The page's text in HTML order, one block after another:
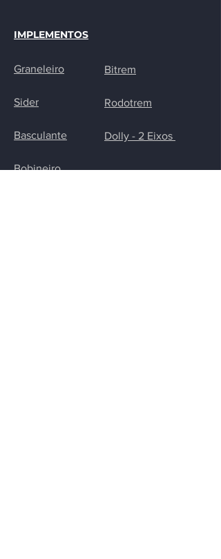
IMPLEMENTOS
Graneleiro
Sider
Basculante
Bobineiro
Bitrem
Rodotrem
Dolly - 2 Eixos